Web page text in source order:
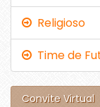
Religioso
Time de
Convite Virtual